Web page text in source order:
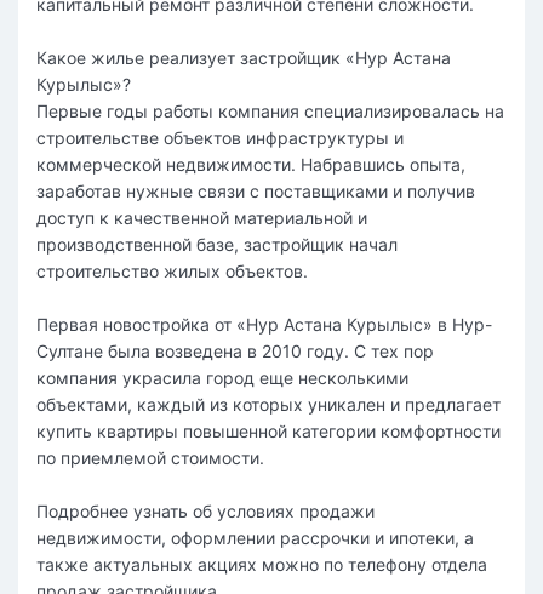
капитальный ремонт различной степени сложности.
Какое жилье реализует застройщик «Нур Астана
Курылыс»?
Первые годы работы компания специализировалась на
строительстве объектов инфраструктуры и
коммерческой недвижимости. Набравшись опыта,
заработав нужные связи с поставщиками и получив
доступ к качественной материальной и
производственной базе, застройщик начал
строительство жилых объектов.
Первая новостройка от «Нур Астана Курылыс» в Нур-
Султане была возведена в 2010 году. С тех пор
компания украсила город еще несколькими
объектами, каждый из которых уникален и предлагает
купить квартиры повышенной категории комфортности
по приемлемой стоимости.
Подробнее узнать об условиях продажи
недвижимости, оформлении рассрочки и ипотеки, а
также актуальных акциях можно по телефону отдела